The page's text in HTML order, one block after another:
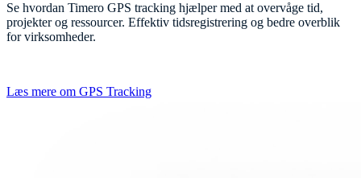
Se hvordan Timero GPS tracking hjælper med at overvåge tid,
projekter og ressourcer. Effektiv tidsregistrering og bedre overblik
for virksomheder.
Læs mere om GPS Tracking